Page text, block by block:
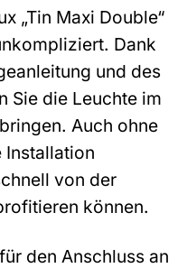
„Tin Maxi Double“
Dank
und des
Sie die Leuchte im
Auch ohne
Installation
von der
können.
den Anschluss an